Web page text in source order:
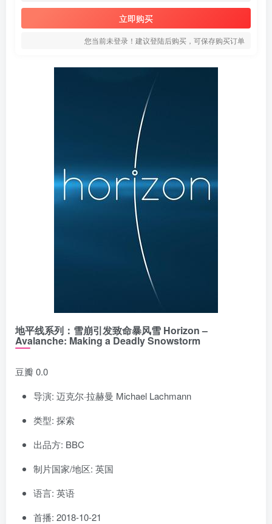
立即购买
您当前未登录！建议登陆后购买，可保存购买订单
地平线系列：雪崩引发致命暴风雪 Horizon –
Avalanche: Making a Deadly Snowstorm
豆瓣 0.0
导演: 迈克尔·拉赫曼 Michael Lachmann
类型: 探索
出品方: BBC
制片国家/地区: 英国
语言: 英语
首播: 2018-10-21